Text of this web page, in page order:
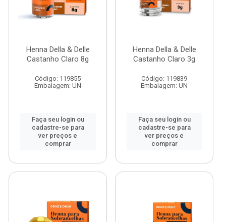
Henna Della & Delle
Castanho Claro 8g
Código: 119855
Embalagem: UN
Faça seu login ou
cadastre-se para
ver preços e
comprar
Henna Della & Delle
Castanho Claro 3g
Código: 119839
Embalagem: UN
Faça seu login ou
cadastre-se para
ver preços e
comprar